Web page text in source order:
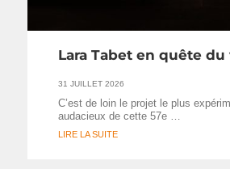
Lara Tabet en quête du
31 JUILLET 2026
C’est de loin le projet le plus
audacieux de cette 57e …
LIRE LA SUITE